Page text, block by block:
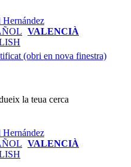
VALENCIÀ
(obri en nova finestra)
la teua cerca
VALENCIÀ